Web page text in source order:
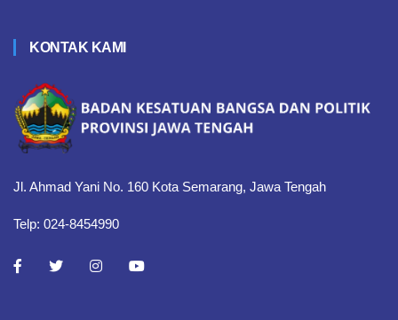
KONTAK KAMI
Jl. Ahmad Yani No. 160 Kota Semarang, Jawa Tengah
Telp: 024-8454990